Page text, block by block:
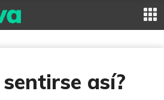
así?